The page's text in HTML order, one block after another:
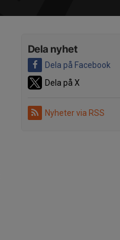
Dela nyhet
Dela på Facebook
Dela på X
Nyheter via RSS